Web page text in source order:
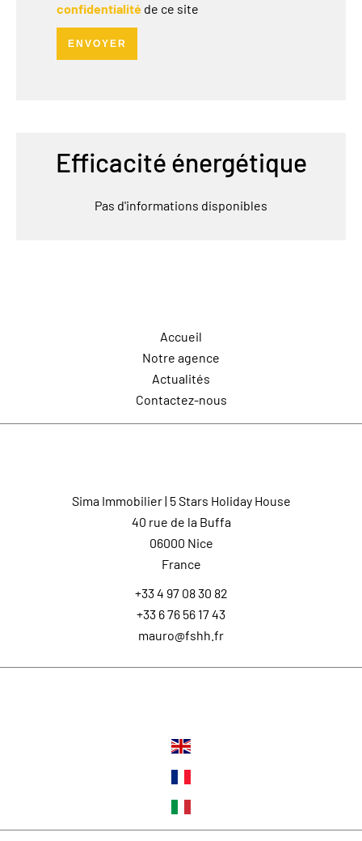
confidentialité de ce site
ENVOYER
Efficacité énergétique
Pas d'informations disponibles
Accueil
Notre agence
Actualités
Contactez-nous
Sima Immobilier | 5 Stars Holiday House
40 rue de la Buffa
06000 Nice
France
+33 4 97 08 30 82
+33 6 76 56 17 43
mauro@fshh.fr